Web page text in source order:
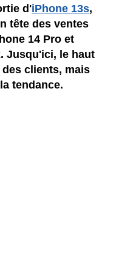
d'iPhone 13s,
tête des ventes
14 Pro et
Jusqu'ici, le haut
clients, mais
tendance.